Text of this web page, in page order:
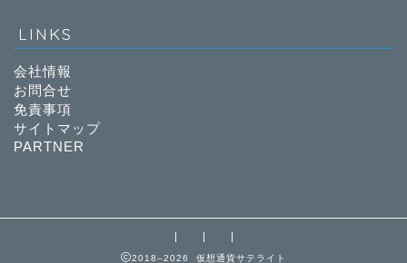
LINKS
会社情報
お問合せ
免責事項
サイトマップ
PARTNER
2018–2026 仮想通貨サテライト